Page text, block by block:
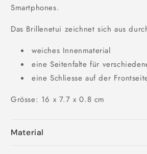
Smartphones.
Das Brillenetui zeichnet sich aus
weiches Innenmaterial
eine Seitenfalte für
eine Schliesse auf der
Grösse: 16 x 7.7 x 0.8 cm
Material